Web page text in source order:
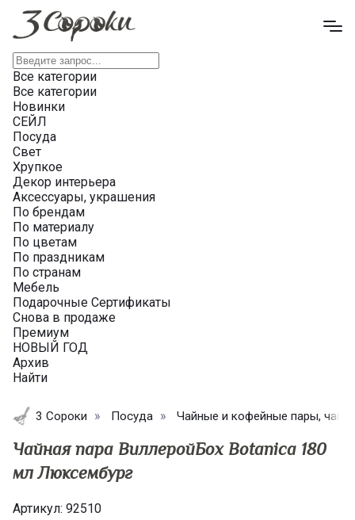
Все категории
Все категории
Новинки
СЕЙЛ
Посуда
Свет
Хрупкое
Декор интерьера
Аксессуары, украшения
По брендам
По материалу
По цветам
По праздникам
По странам
Мебель
Подарочные Сертификаты
Снова в продаже
Премиум
НОВЫЙ ГОД
Архив
Найти
3 Сороки Посуда Чайные и кофейные пары,
Чайная пара ВиллеройБох Botanica 180
мл Люксембург
Артикул: 92510